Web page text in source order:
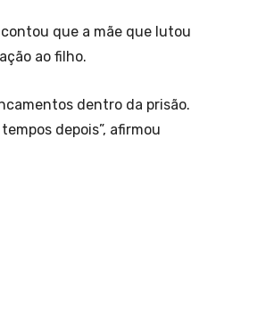
que a mãe que lutou
ao filho.
dentro da prisão.
depois”, afirmou